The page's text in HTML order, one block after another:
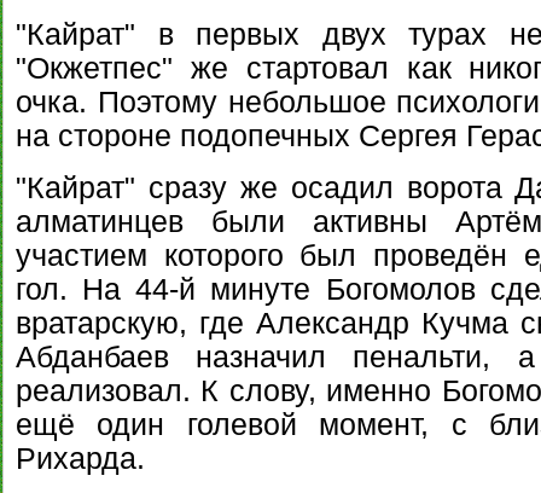
"Кайрат" в первых двух турах
"Окжетпес" же стартовал как
очка. Поэтому небольшое
на стороне подопечных Сергея
"Кайрат" сразу же осадил ворота
алматинцев были активны
участием которого был проведён
гол. На 44-й минуте Богомолов
вратарскую, где Александр Кучма
Абданбаев назначил пенальти,
реализовал. К слову, именно
ещё один голевой момент, с
Рихарда.